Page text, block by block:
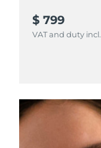
$ 799
VAT and duty incl.